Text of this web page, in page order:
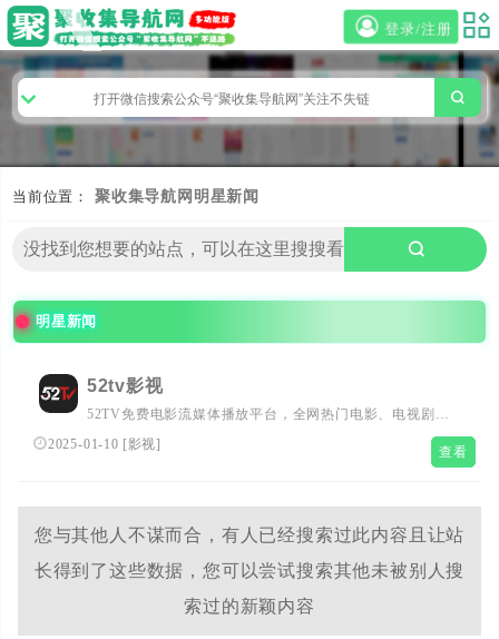
登录/注册
当前位置： 聚收集导航网 明星新闻
明星新闻
52tv影视
52TV免费电影流媒体播放平台，全网热门电影、电视剧一
站式观看，随时更新更新最新电影、最热电视剧、高评分推
荐的电影大片，高清正版免费，无广告干扰，为您打造极致
2025-01-10 [影视] 查看
您与其他人不谋而合，有人已经搜索过此内容且让站
长得到了这些数据，您可以尝试搜索其他未被别人搜
索过的新颖内容